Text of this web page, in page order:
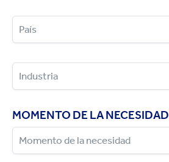
MOMENTO DE LA NECESIDAD